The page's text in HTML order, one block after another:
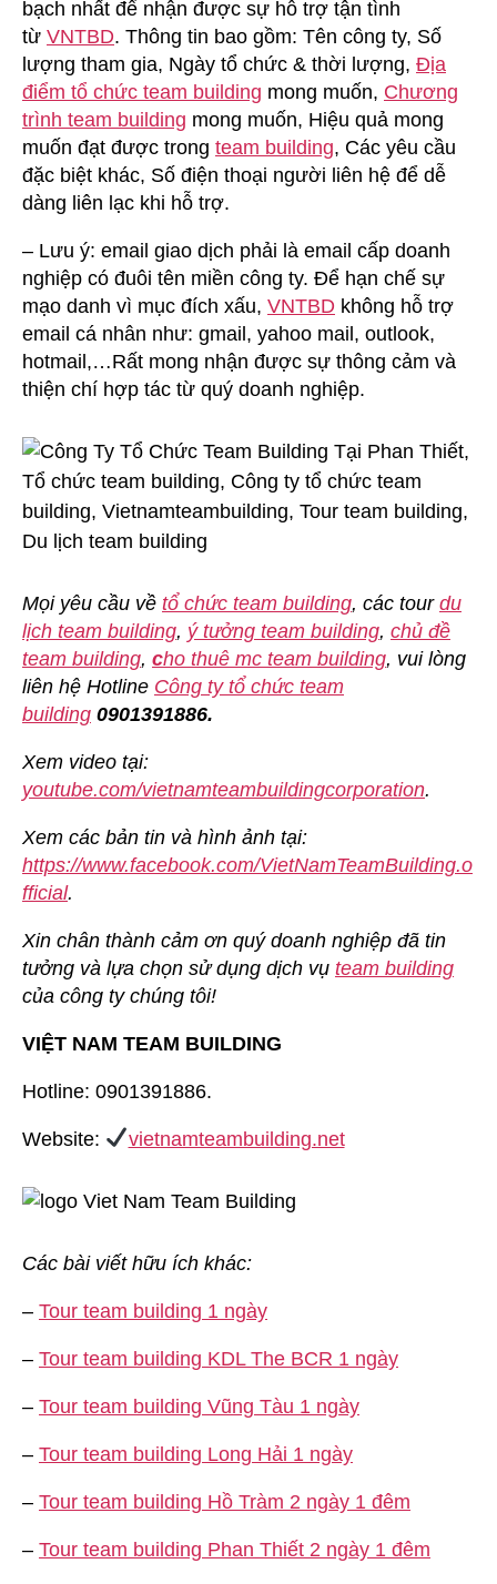
bạch nhất để nhận được sự hỗ trợ tận tình
từ VNTBD. Thông tin bao gồm: Tên công ty, Số
lượng tham gia, Ngày tổ chức & thời lượng, Địa
điểm tổ chức team building mong muốn, Chương
trình team building mong muốn, Hiệu quả mong
muốn đạt được trong team building, Các yêu cầu
đặc biệt khác, Số điện thoại người liên hệ để dễ
dàng liên lạc khi hỗ trợ.
– Lưu ý: email giao dịch phải là email cấp doanh
nghiệp có đuôi tên miền công ty. Để hạn chế sự
mạo danh vì mục đích xấu, VNTBD không hỗ trợ
email cá nhân như: gmail, yahoo mail, outlook,
hotmail,…Rất mong nhận được sự thông cảm và
thiện chí hợp tác từ quý doanh nghiệp.
Mọi yêu cầu về tổ chức team building, các tour du
lịch team building, ý tưởng team building, chủ đề
team building, cho thuê mc team building, vui lòng
liên hệ Hotline Công ty tổ chức team
building 0901391886.
Xem video tại:
youtube.com/vietnamteambuildingcorporation.
Xem các bản tin và hình ảnh tại:
https://www.facebook.com/VietNamTeamBuilding.o
fficial.
Xin chân thành cảm ơn quý doanh nghiệp đã tin
tưởng và lựa chọn sử dụng dịch vụ team building
của công ty chúng tôi!
VIỆT NAM TEAM BUILDING
Hotline: 0901391886.
Website: vietnamteambuilding.net
Các bài viết hữu ích khác:
– Tour team building 1 ngày
– Tour team building KDL The BCR 1 ngày
– Tour team building Vũng Tàu 1 ngày
– Tour team building Long Hải 1 ngày
– Tour team building Hồ Tràm 2 ngày 1 đêm
– Tour team building Phan Thiết 2 ngày 1 đêm